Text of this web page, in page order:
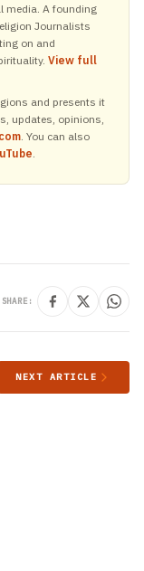
media. A founding
Journalists
on and
View full
and presents it
updates, opinions,
. You can also
.
SHARE:
NEXT ARTICLE